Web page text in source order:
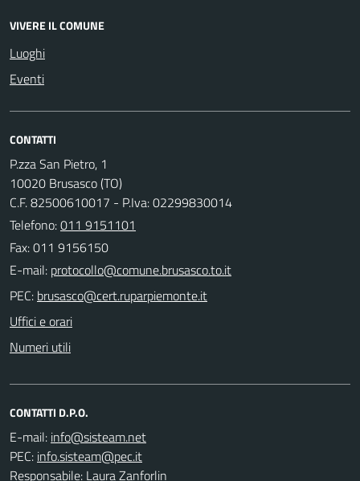
VIVERE IL COMUNE
Luoghi
Eventi
CONTATTI
P.zza San Pietro, 1
10020 Brusasco (TO)
C.F. 82500610017 - P.Iva: 02299830014
Telefono:011 9151101
Fax: 011 9156150
E-mail:
PEC:
Uffici e orari
Numeri utili
CONTATTI D.P.O.
E-mail:
PEC:
Responsabile: Laura Zanforlin